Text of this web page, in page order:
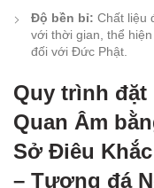
Độ bền bỉ: Chất liệu
với thời gian, thể
đối với Đức Phật.
Quy trình
Quan Âm
Sở Điêu
– Tượng đá